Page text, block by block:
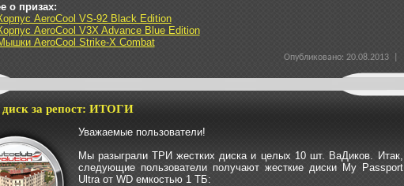
о призах:
AeroCool VS-92 Black Edition
AeroCool V3X Advance Blue Edition
AeroCool Strike-X Combat
Опубликовано: 20.08.2013 |
за репост: ИТОГИ
Уважаемые пользователи!
Мы разыграли ТРИ жестких диска и целых 10 шт. ВаДиков. Итак,
следующие пользователи получают жесткие диски My Passport
Ultra от WD емкостью 1 ТБ: